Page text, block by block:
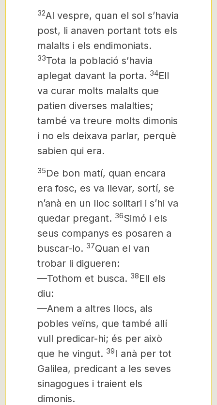
32Al vespre, quan el sol s’havia
post, li anaven portant tots els
malalts i els endimoniats.
33Tota la població s’havia
aplegat davant la porta. 34Ell
va curar molts malalts que
patien diverses malalties;
també va treure molts dimonis
i no els deixava parlar, perquè
sabien qui era.
35De bon matí, quan encara
era fosc, es va llevar, sortí, se
n’anà en un lloc solitari i s’hi va
quedar pregant. 36Simó i els
seus companys es posaren a
buscar-lo. 37Quan el van
trobar li digueren:
—Tothom et busca. 38Ell els
diu:
—Anem a altres llocs, als
pobles veïns, que també allí
vull predicar-hi; és per això
que he vingut. 39I anà per tot
Galilea, predicant a les seves
sinagogues i traient els
dimonis.